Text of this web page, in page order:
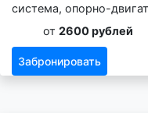
система, опорно-
от 2600 рублей
Забронировать